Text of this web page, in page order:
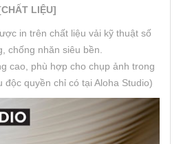
LIỆU]
in trên chất liệu vải kỹ thuật số
chống nhăn siêu bền.
cao, phù hợp cho chụp ảnh trong
quyền chỉ có tại Aloha Studio)